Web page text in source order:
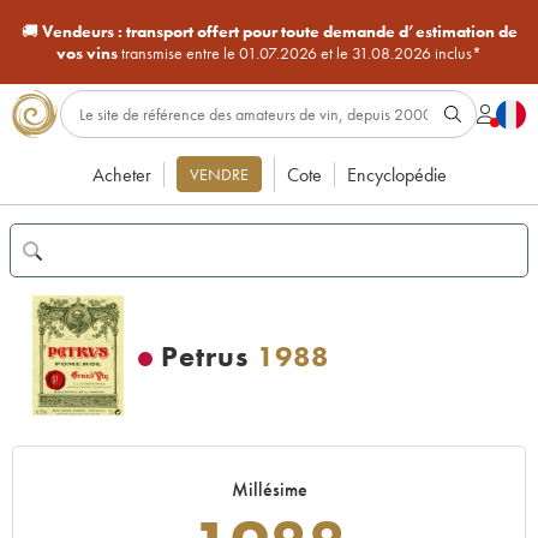
🚚Vendeurs : transport offert pour toute demande d’estimation de
vos vinstransmise entre le 01.07.2026 et le 31.08.2026 inclus*
Acheter VENDRE Cote Encyclopédie
Petrus 1988
Millésime